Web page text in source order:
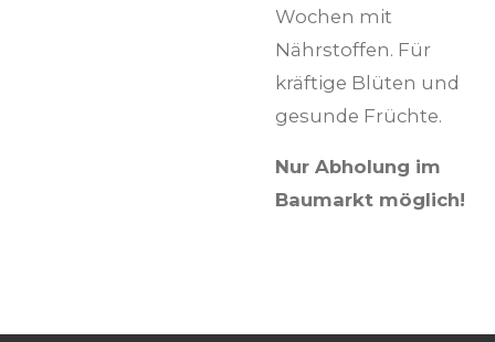
Wochen mit
Nährstoffen. Für
kräftige Blüten und
gesunde Früchte.
Nur Abholung im
Baumarkt möglich!